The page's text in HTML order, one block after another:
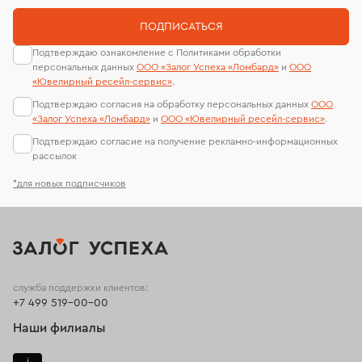
*для новых подписчиков
ПОДПИСАТЬСЯ
Подтверждаю ознакомление с Политиками обработки
персональных данных ООО «Залог Успеха «Ломбард» и ООО
«Ювелирный ресейл-сервиc».
Подтверждаю согласия на обработку персональных данных ООО
«Залог Успеха «Ломбард» и ООО «Ювелирный ресейл-сервиc».
Подтверждаю согласие на получение рекламно-информационных
рассылок
служба поддержки клиентов:
+7 499 519-00-00
Наши филиалы